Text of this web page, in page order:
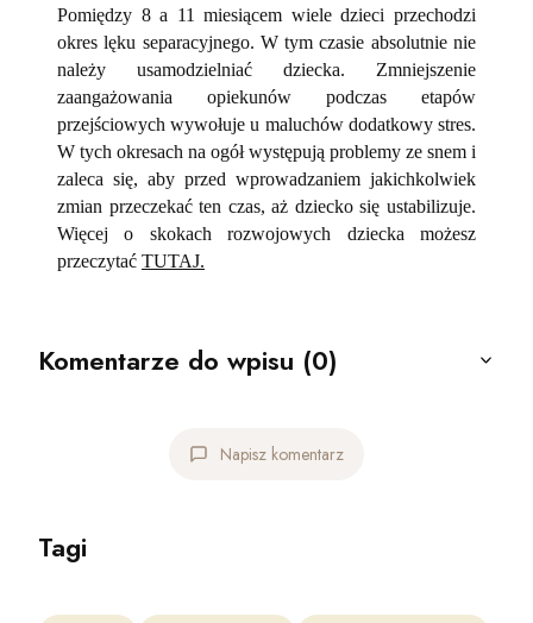
Pomiędzy 8 a 11 miesiącem wiele dzieci przechodzi
okres lęku separacyjnego. W tym czasie absolutnie nie
należy usamodzielniać dziecka. Zmniejszenie
zaangażowania opiekunów podczas etapów
przejściowych wywołuje u maluchów dodatkowy stres.
W tych okresach na ogół występują problemy ze snem i
zaleca się, aby przed wprowadzaniem jakichkolwiek
zmian przeczekać ten czas, aż dziecko się ustabilizuje.
Więcej o skokach rozwojowych dziecka możesz
przeczytać TUTAJ.
Komentarze do wpisu (0)
Napisz komentarz
Tagi